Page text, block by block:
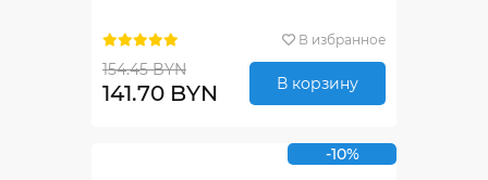
В избранное
154.45 BYN
141.70 BYN В корзину
-10%